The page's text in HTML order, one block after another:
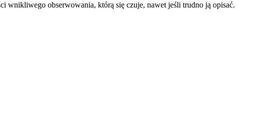
wnikliwego obserwowania, którą się czuje, nawet jeśli trudno ją opisać.